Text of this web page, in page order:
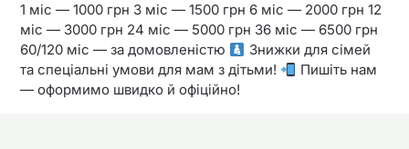
1 міс — 1000 грн 3 міс — 1500 грн 6 міс — 2000 грн 12
міс — 3000 грн 24 міс — 5000 грн 36 міс — 6500 грн
60/120 міс — за домовленістю
Знижки для сімей
та спеціальні умови для мам з дітьми!
Пишіть нам
— оформимо швидко й офіційно!